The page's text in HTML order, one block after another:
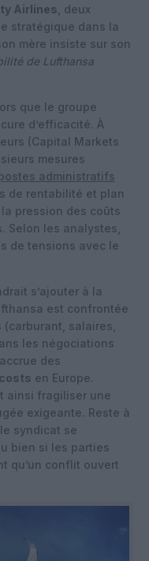
Airlines , deux
stratégique dans la
mère insiste sur son
de Lufthansa
que le groupe
d’efficacité. À
(Capital Markets
mesures
administratifs
de rentabilité et plan
pression des coûts
Selon les analystes,
de tensions avec le
s’ajouter à la
est confrontée
(carburant, salaires,
les négociations
des
en Europe.
ainsi fragiliser une
exigeante. Reste à
syndicat se
bien si les parties
qu’un conflit ouvert